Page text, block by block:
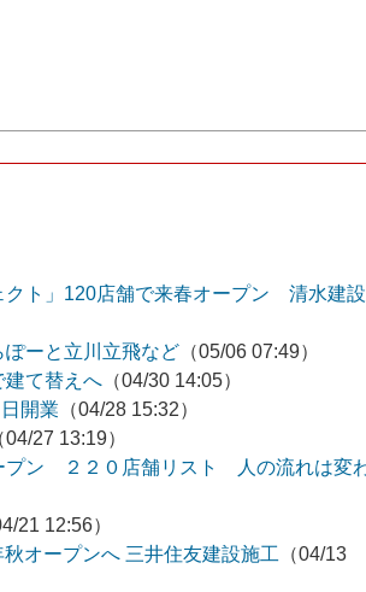
クト」120店舗で来春オープン 清水建設
ーと立川立飛など （05/06 07:49）
建て替えへ （04/30 14:05）
開業 （04/28 15:32）
04/27 13:19）
プン ２２０店舗リスト 人の流れは変
21 12:56）
ープンへ 三井住友建設施工 （04/13